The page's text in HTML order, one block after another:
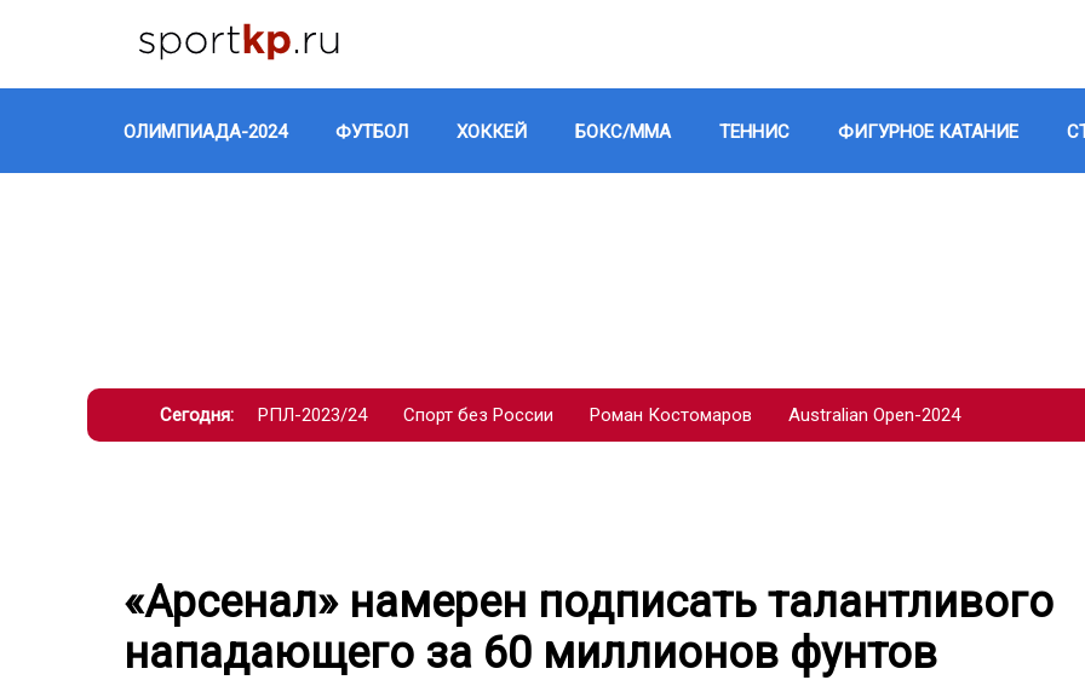
ОЛИМПИАДА-2024 ФУТБОЛ ХОККЕЙ БОКС/ММА ТЕННИС ФИГУРНОЕ КАТАНИЕ
Сегодня: РПЛ-2023/24 Спорт без России Роман Костомаров Australian Open-2024
«Арсенал» намерен подписать талантливого
нападающего за 60 миллионов фунтов